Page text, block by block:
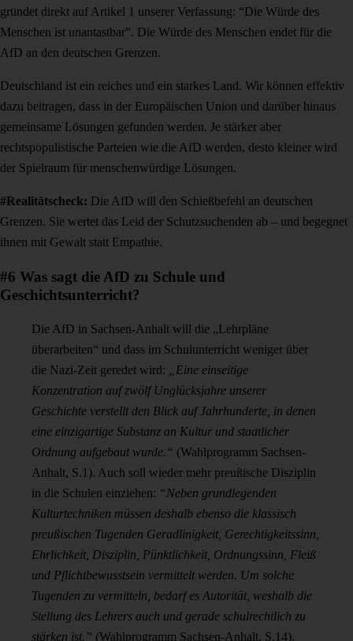
gründet direkt auf Artikel 1 unserer Verfassung: “Die Würde des
Menschen ist unantastbar”. Die Würde des Menschen endet für die
AfD an den deutschen Grenzen.
Deutschland ist ein reiches und ein starkes Land. Wir können effektiv
dazu beitragen, dass in der Europäischen Union und darüber hinaus
gemeinsame Lösungen gefunden werden. Je stärker aber
rechtspopulistische Parteien wie die AfD werden, desto kleiner wird
der Spielraum für menschenwürdige Lösungen.
#Realitätscheck: Die AfD will den Schießbefehl an deutschen
Grenzen. Sie wertet das Leid der Schutzsuchenden ab – und begegnet
ihnen mit Gewalt statt Empathie.
#6 Was sagt die AfD zu Schule und
Geschichtsunterricht?
Die AfD in Sachsen-Anhalt will die „Lehrpläne
überarbeiten“ und dass im Schulunterricht weniger über
die Nazi-Zeit geredet wird:
„Eine einseitige
Konzentration auf zwölf Unglücksjahre unserer
Geschichte verstellt den Blick auf Jahrhunderte, in denen
eine einzigartige Substanz an Kultur und staatlicher
Ordnung aufgebaut wurde.“ (Wahlprogramm Sachsen-
Anhalt, S.1). Auch soll wieder mehr preußische Disziplin
in die Schulen einziehen: “Neben grundlegenden
Kulturtechniken müssen deshalb ebenso die klassisch
preußischen Tugenden Geradlinigkeit, Gerechtigkeitssinn,
Ehrlichkeit, Disziplin, Pünktlichkeit, Ordnungssinn, Fleiß
und Pflichtbewusstsein vermittelt werden. Um solche
Tugenden zu vermitteln, bedarf es Autorität, weshalb die
Stellung des Lehrers auch und gerade schulrechtlich zu
stärken ist.” (Wahlprogramm Sachsen-Anhalt, S.14).